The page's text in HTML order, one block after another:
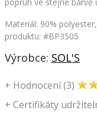
+ Certifikáty
Materiál: 90%
produktu: #BP3505
Výrobce: SOL'S
+ Hodnocení (3)